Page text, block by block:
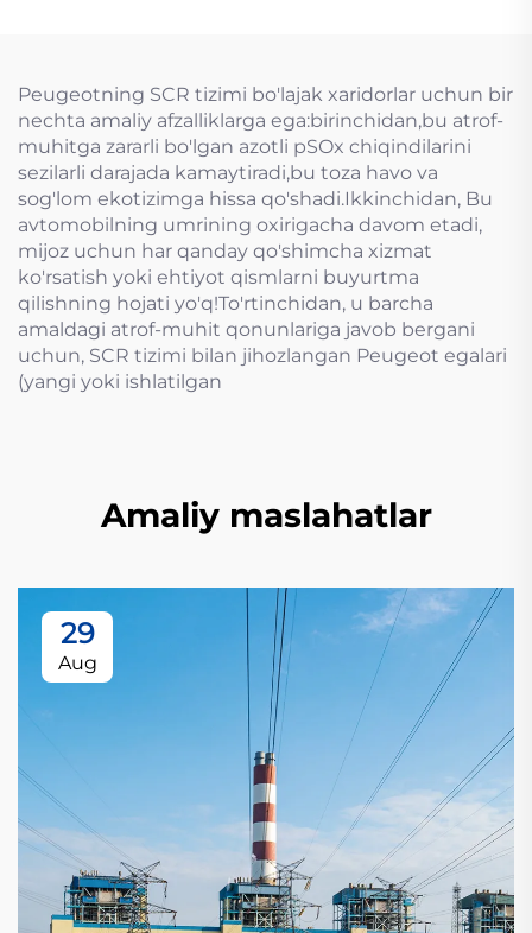
Peugeotning SCR tizimi bo'lajak xaridorlar uchun bir
nechta amaliy afzalliklarga ega:birinchidan,bu atrof-
muhitga zararli bo'lgan azotli pSOx chiqindilarini
sezilarli darajada kamaytiradi,bu toza havo va
sog'lom ekotizimga hissa qo'shadi.Ikkinchidan, Bu
avtomobilning umrining oxirigacha davom etadi,
mijoz uchun har qanday qo'shimcha xizmat
ko'rsatish yoki ehtiyot qismlarni buyurtma
qilishning hojati yo'q!To'rtinchidan, u barcha
amaldagi atrof-muhit qonunlariga javob bergani
uchun, SCR tizimi bilan jihozlangan Peugeot egalari
(yangi yoki ishlatilgan
Amaliy maslahatlar
29
Aug